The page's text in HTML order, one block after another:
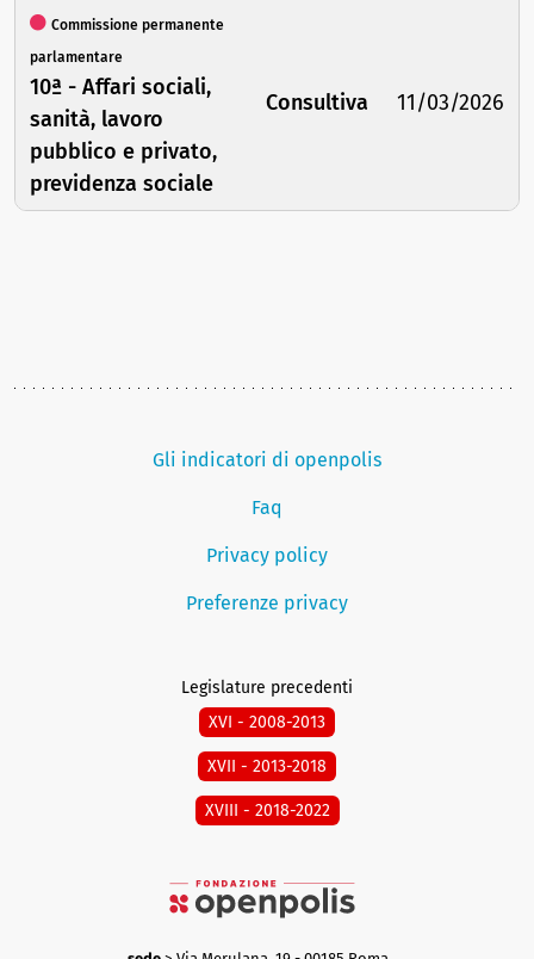
Commissione permanente
parlamentare
10ª - Affari sociali,
sanità, lavoro
pubblico e privato,
previdenza sociale
Consultiva 11/03/2026
Gli indicatori di openpolis
Faq
Privacy policy
Preferenze privacy
Legislature precedenti
XVI - 2008-2013
XVII - 2013-2018
XVIII - 2018-2022